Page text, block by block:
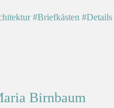
#Briefkästen #Details
Birnbaum